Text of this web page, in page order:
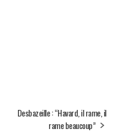
Desbazeille : “Havard, il rame, il
rame beaucoup”